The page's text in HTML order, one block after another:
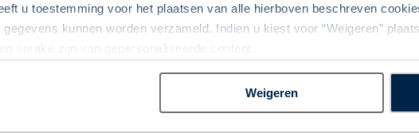
u toestemming voor het plaatsen van alle hierboven beschreven
gegevens kunnen worden verzameld. Indien u kiest voor “Weigeren”
sprake zijn van gepersonaliseerde content.
Weigeren